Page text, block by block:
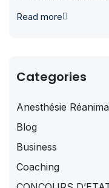
Read more
Categories
Anesthésie
Blog
Business
Coaching